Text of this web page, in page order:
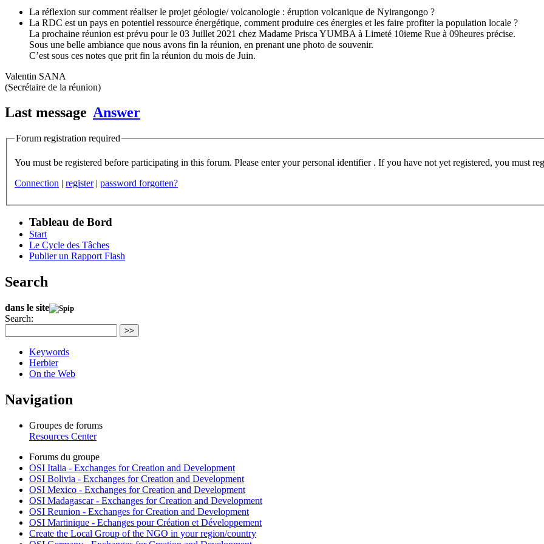
La réflexion sur comment réaliser le projet géologie/ volcanologie : éruption volcanique de Nyirangongo ?
La RDC est un pays en potentiel ressource énergétique, comment produire ces énergies et les faire profiter la population locale ?
La prochaine réunion est prévu pour le 03 Juillet 2021 chez Madame Prisca YUMBA à Limeté 10ieme Rue à 09heures précise.
Sous une belle ambiance que nous avons fin la réunion, en prenant une photo de souvenir.
C’est sous ces notes que prit fin la réunion du mois de Juin.
Valentin SANA
(Secrétaire de la réunion)
Last message Answer
Forum registration required
You must be registered before participating in this forum. Please enter your personal identifier . If you have not yet registered, you
Connection | register | password forgotten?
Tableau de Bord
Start
Le Cycle des Tâches
Publier un Rapport Flash
Search
dans le site
Search:
>>
Keywords
Herbier
On the Web
Navigation
Groupes de forums
Resources Center
Forums du groupe
OSI Italia - Exchanges for Creation and Development
OSI Bolivia - Exchanges for Creation and Development
OSI Mexico - Exchanges for Creation and Development
OSI Madagascar - Exchanges for Creation and Development
OSI Reunion - Exchanges for Creation and Development
OSI Martinique - Echanges pour Création et Développement
Create the Local Group of the NGO in your region/country